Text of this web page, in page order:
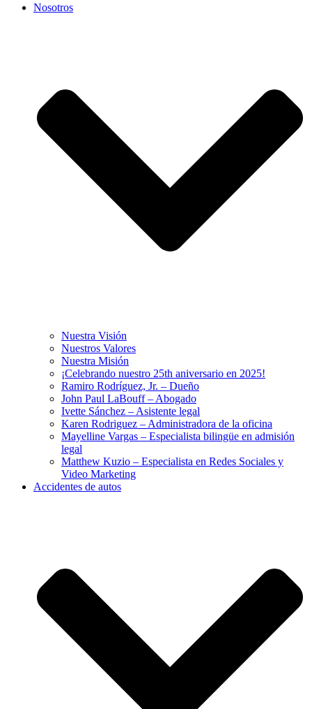
Nosotros
Nuestra Visión
Nuestros Valores
Nuestra Misión
¡Celebrando nuestro 25th aniversario en 2025!
Ramiro Rodríguez, Jr. – Dueño
John Paul LaBouff – Abogado
Ivette Sánchez – Asistente legal
Karen Rodriguez – Administradora de la oficina
Mayelline Vargas – Especialista bilingüe en admisión
legal
Matthew Kuzio – Especialista en Redes Sociales y
Video Marketing
Accidentes de autos